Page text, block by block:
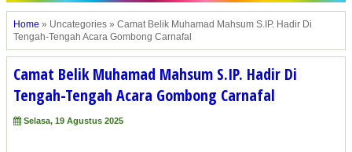
Home » Uncategories » Camat Belik Muhamad Mahsum S.IP. Hadir Di
Tengah-Tengah Acara Gombong Carnafal
Camat Belik Muhamad Mahsum S.IP. Hadir Di
Tengah-Tengah Acara Gombong Carnafal
Selasa, 19 Agustus 2025